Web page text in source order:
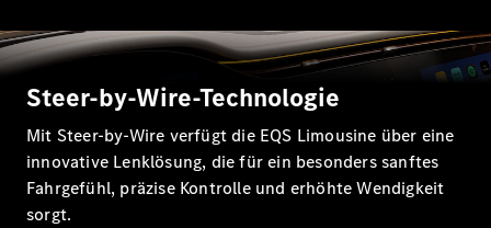
Maybach
Elektrisch
GLA
GLA
Neu Elektrisch
GLA Neu
GLB Elektrisch
GLB
GLC
Steer-by-Wire-Technologie
Mit Steer-by-Wire verfügt die EQS Limousine über eine
innovative Lenklösung, die für ein besonders sanftes
Fahrgefühl, präzise Kontrolle und erhöhte Wendigkeit
sorgt.